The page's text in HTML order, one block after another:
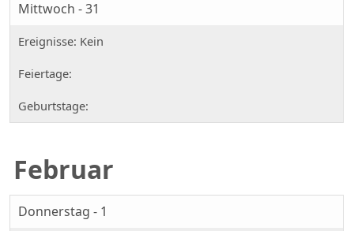
Mittwoch - 31
Februar
Donnerstag - 1